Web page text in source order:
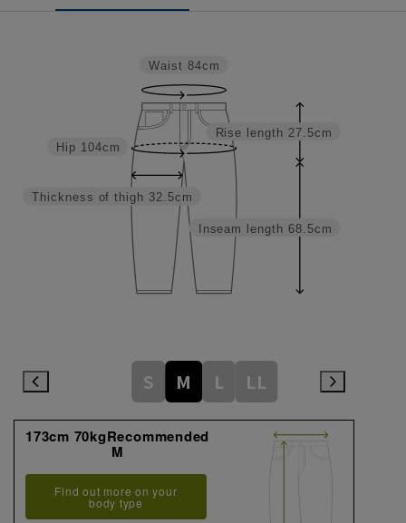
Inseam length 68.5cm
Rise length 27.5cm
Thickness of thigh 32.5cm
Hip 104cm
Waist 84cm
S M L LL
173cm 70kgRecommended
M
Find out more on your
body type